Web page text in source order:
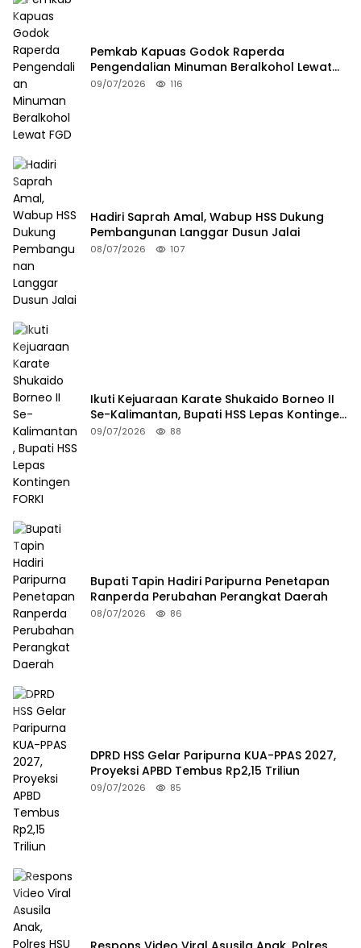
Pemkab Kapuas Godok Raperda
Pengendalian Minuman Beralkohol Lewat
FGD
09/07/2026 116
Hadiri Saprah Amal, Wabup HSS Dukung
Pembangunan Langgar Dusun Jalai
08/07/2026 107
Ikuti Kejuaraan Karate Shukaido Borneo II
Se-Kalimantan, Bupati HSS Lepas Kontingen
FORKI
09/07/2026 88
Bupati Tapin Hadiri Paripurna Penetapan
Ranperda Perubahan Perangkat Daerah
08/07/2026 86
DPRD HSS Gelar Paripurna KUA-PPAS 2027,
Proyeksi APBD Tembus Rp2,15 Triliun
09/07/2026 85